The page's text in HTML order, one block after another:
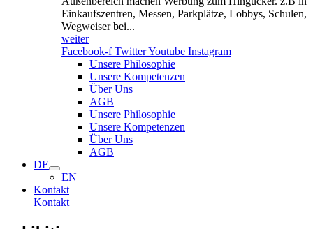
Einkaufszentren, Messen, Parkplätze, Lobbys, Schulen,
Wegweiser bei...
weiter
Facebook-f TwitterYoutube Instagram
Unsere Philosophie
Unsere Kompetenzen
Über Uns
AGB
Unsere Philosophie
Unsere Kompetenzen
Über Uns
AGB
DE
EN
Kontakt
Kontakt